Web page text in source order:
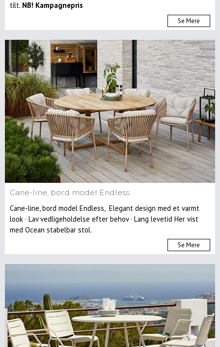
tilt. NB! Kampagnepris
Se Mere
Cane-line, bord model Endless
Cane-line, bord model Endless, Elegant design med et varmt
look · Lav vedligeholdelse efter behov · Lang levetid Her vist
med Ocean stabelbar stol.
Se Mere